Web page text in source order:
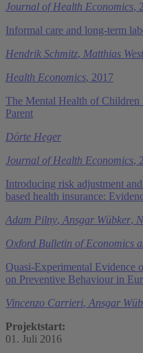
Journal of Health Economics,
Informal care and long-term
Hendrik Schmitz, Matthias
Health Economics, 2017
The Mental Health of
Parent
Dörte Heger
Journal of Health Economics,
Introducing risk adjustment
based health insurance:
Adam Pilny, Ansgar Wübker,
Oxford Bulletin of Economics
Quasi‐Experimental Evidence
on Preventive Behaviour in
Vincenzo Carrieri, Ansgar
Projektstart:
01. Juli 2016